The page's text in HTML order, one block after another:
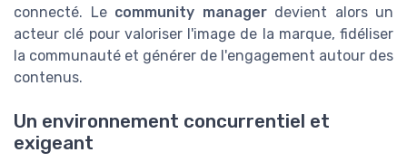
connecté. Le community managerdevient alors un
acteur clé pour valoriser l'image de la marque, fidéliser
la communauté et générer de l'engagement autour des
contenus.
Un environnement concurrentiel et
exigeant